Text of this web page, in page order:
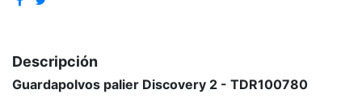
Descripción
Guardapolvos palier Discovery 2 - TDR100780